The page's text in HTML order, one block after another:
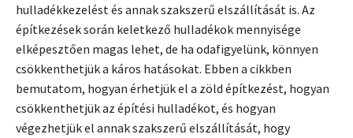
hulladékkezelést és annak szakszerű elszállítását is. Az
építkezések során keletkező hulladékok mennyisége
elképesztően magas lehet, de ha odafigyelünk, könnyen
csökkenthetjük a káros hatásokat. Ebben a cikkben
bemutatom, hogyan érhetjük el a zöld építkezést, hogyan
csökkenthetjük az építési hulladékot, és hogyan
végezhetjük el annak szakszerű elszállítását, hogy